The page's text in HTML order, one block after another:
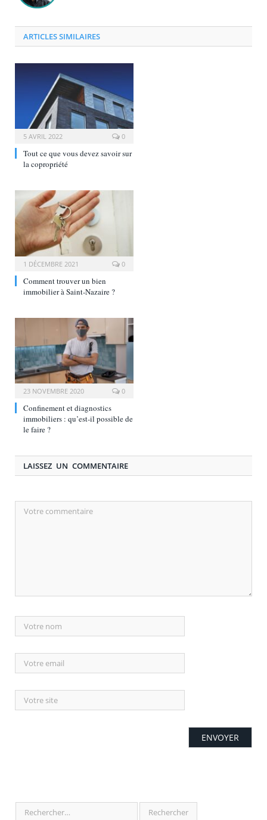
ARTICLES SIMILAIRES
5 AVRIL 2022 0
Tout ce que vous devez savoir sur
la copropriété
1 DÉCEMBRE 2021 0
Comment trouver un bien
immobilier à Saint-Nazaire ?
23 NOVEMBRE 2020 0
Confinement et diagnostics
immobiliers : qu’est-il possible de
le faire ?
LAISSEZ UN COMMENTAIRE